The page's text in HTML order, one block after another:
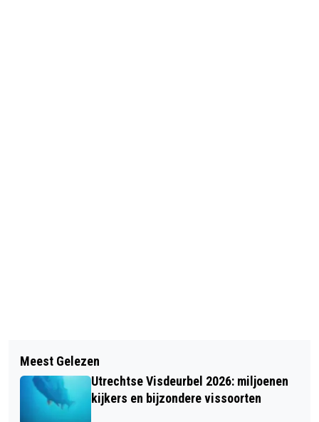
UTRECHTSE BEDRIJVEN BOEKEN
VOORUITGANG NAAR
TOEKOMSTBESTENDIGE ECONOMIE
CENTRAAL MUSEUM PRESENTEERT
GROTE SOLOTENTOONSTELLING VAN
FRANS FRANCISCUS
Meest Gelezen
Utrechtse Visdeurbel 2026: miljoenen
kijkers en bijzondere vissoorten